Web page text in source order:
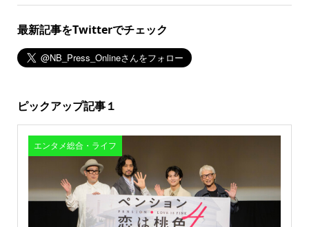
最新記事をTwitterでチェック
ピックアップ記事１
エンタメ総合・ライフ